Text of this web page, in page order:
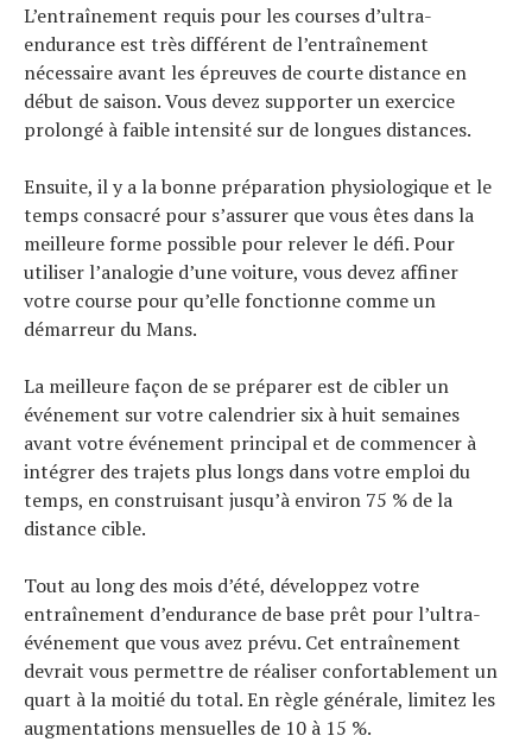
L’entraînement requis pour les courses d’ultra-
endurance est très différent de l’entraînement
nécessaire avant les épreuves de courte distance en
début de saison. Vous devez supporter un exercice
prolongé à faible intensité sur de longues distances.
Ensuite, il y a la bonne préparation physiologique et le
temps consacré pour s’assurer que vous êtes dans la
meilleure forme possible pour relever le défi. Pour
utiliser l’analogie d’une voiture, vous devez affiner
votre course pour qu’elle fonctionne comme un
démarreur du Mans.
La meilleure façon de se préparer est de cibler un
événement sur votre calendrier six à huit semaines
avant votre événement principal et de commencer à
intégrer des trajets plus longs dans votre emploi du
temps, en construisant jusqu’à environ 75 % de la
distance cible.
Tout au long des mois d’été, développez votre
entraînement d’endurance de base prêt pour l’ultra-
événement que vous avez prévu. Cet entraînement
devrait vous permettre de réaliser confortablement un
quart à la moitié du total. En règle générale, limitez les
augmentations mensuelles de 10 à 15 %.